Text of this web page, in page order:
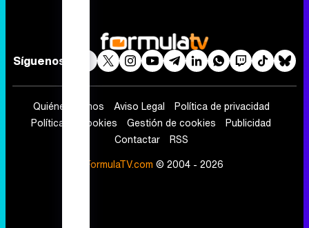
Síguenos
Quiénes somos Aviso Legal
Política de privacidad
Política de cookies
Gestión de cookies
Publicidad
Contactar
RSS
FormulaTV.com © 2004 - 2026